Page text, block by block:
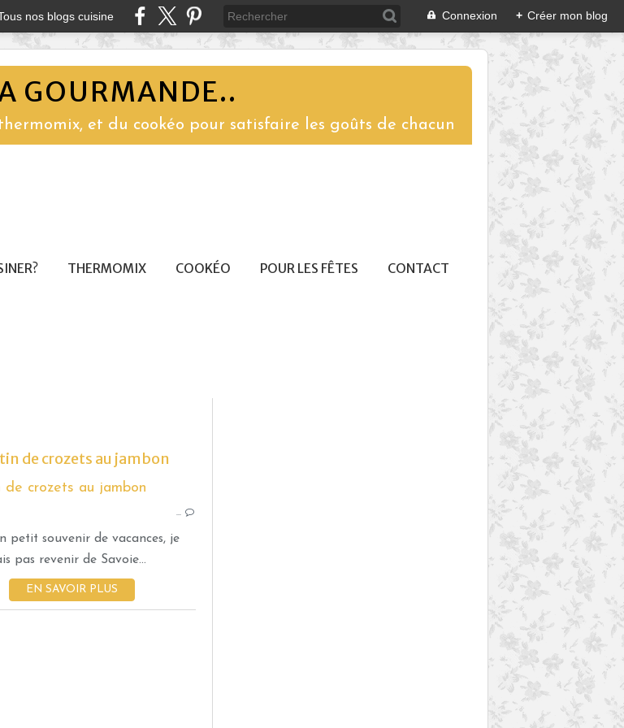
nos blogs cuisine Connexion + Créer mon blog
GOURMANDE..
et du cookéo pour satisfaire les goûts de chacun
THERMOMIX COOKÉO POUR LES FÊTES CONTACT
GRATINS
SARRASIN
BEAUFORT
LARDON
OIGNON ROUGE
de crozets au jambon
…
petit souvenir de vacances, je
pas revenir de Savoie...
EN SAVOIR PLUS